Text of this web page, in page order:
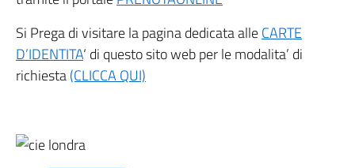
Si Prega di visitare la pagina dedicata alleCARTE
D’IDENTITA‘ di questo sito web per le modalita’ di
richiesta(CLICCA QUI)